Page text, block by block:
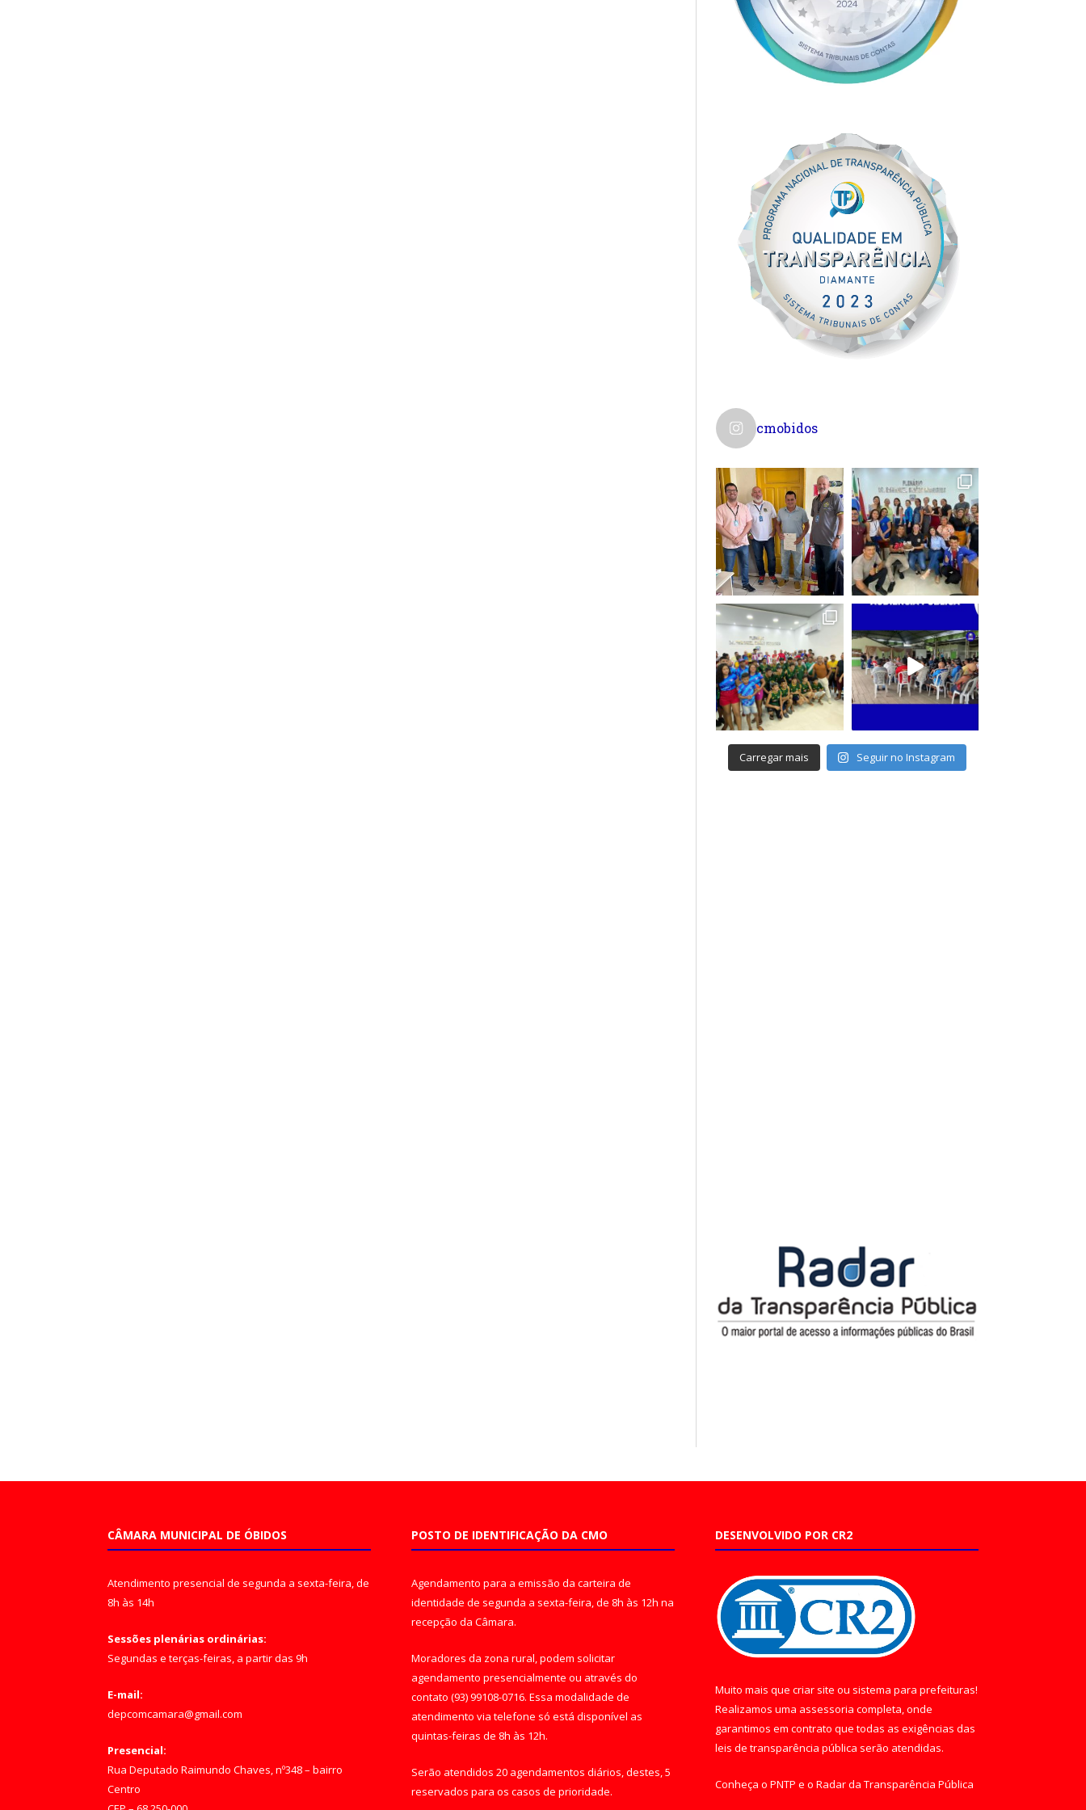
cmobidos
Carregar mais Seguir no Instagram
CÂMARA MUNICIPAL DE ÓBIDOS
Atendimento presencial de segunda a sexta-feira, de
8h às 14h
Sessões plenárias ordinárias:
Segundas e terças-feiras, a partir das 9h
E-mail:
depcomcamara@gmail.com
Presencial:
Rua Deputado Raimundo Chaves, nº348 – bairro
Centro
POSTO DE IDENTIFICAÇÃO DA CMO
Agendamento para a emissão da carteira de
identidade de segunda a sexta-feira, de 8h às 12h na
recepção da Câmara.
Moradores da zona rural, podem solicitar
agendamento presencialmente ou através do
contato (93) 99108-0716. Essa modalidade de
atendimento via telefone só está disponível as
quintas-feiras de 8h às 12h.
Serão atendidos 20 agendamentos diários, destes, 5
reservados para os casos de prioridade.
DESENVOLVIDO POR CR2
Muito mais que criar site ou sistema para prefeituras!
Realizamos uma assessoria completa, onde
garantimos em contrato que todas as exigências das
leis de transparência pública serão atendidas.
Conheça o PNTP e o Radar da Transparência Pública